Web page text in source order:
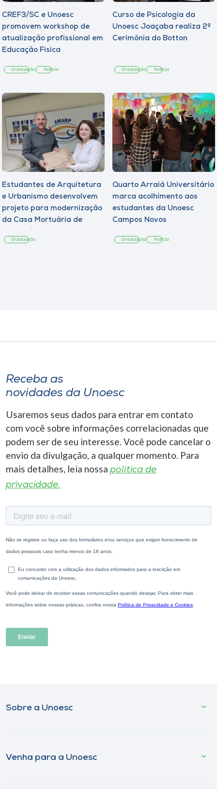
CREF3/SC e Unoesc
promovem workshop de
atualização profissional em
Educação Física
Graduação Notícia
Curso de Psicologia da
Unoesc Joaçaba realiza 2ª
Cerimônia do Botton
Graduação Notícia
Estudantes de Arquitetura
e Urbanismo desenvolvem
projeto para modernização
da Casa Mortuária de
Graduação
Quarto Arraiá Universitário
marca acolhimento aos
estudantes da Unoesc
Campos Novos
Graduação Notícia
Receba as
novidades da Unoesc
Usaremos seus dados para entrar em contato
com você sobre informações correlacionadas que
podem ser de seu interesse. Você pode cancelar o
envio da divulgação, a qualquer momento. Para
mais detalhes, leia nossa política de
privacidade.
Sobre a Unoesc
Venha para a Unoesc